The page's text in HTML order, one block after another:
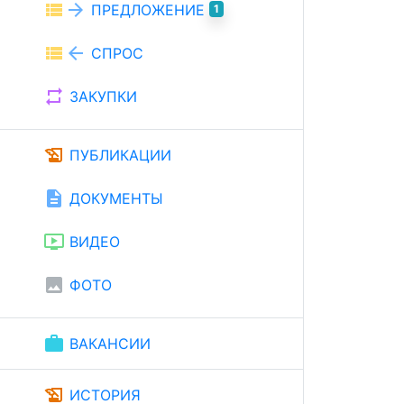
view_list arrow_forward ПРЕДЛОЖЕНИЕ 1
view_list arrow_back СПРОС
repeat ЗАКУПКИ
history_edu ПУБЛИКАЦИИ
description ДОКУМЕНТЫ
ondemand_video ВИДЕО
image ФОТО
work ВАКАНСИИ
history_edu ИСТОРИЯ